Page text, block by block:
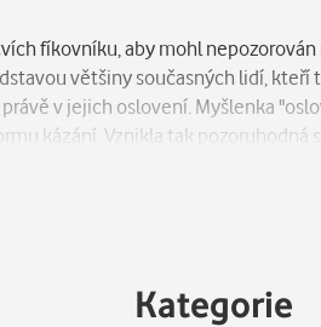
fíkovníku, aby mohl
většiny současných lidí,
v jejich oslovení. Myšlenka
kázání. Vznikla tak pozoruhodná
Kategorie